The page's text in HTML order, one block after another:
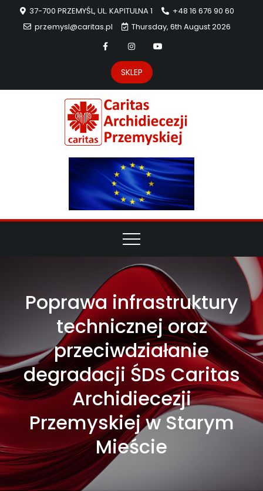
37-700 PRZEMYŚL, UL. KAPITULNA 1
+48 16 676 90 60
przemysl@caritas.pl
Thursday, 6th August 2026
SKLEP
Poprawa infrastruktury
technicznej oraz
przeciwdziałanie
degradacji ŚDS Caritas
Archidiecezji
Przemyskiej w Starym
Mieście